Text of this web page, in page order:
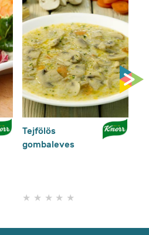
értékelést
Tejfölös
gombaleves